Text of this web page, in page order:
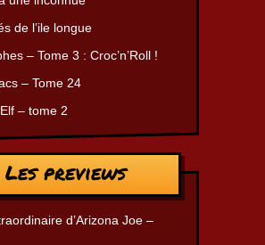
de l’ile longue
– Tome 3 : Croc’n’Roll !
– Tome 24
– tome 2
Les previews
d’Arizona Joe –